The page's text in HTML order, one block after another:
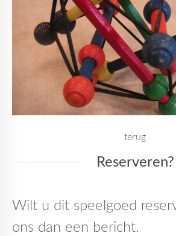
terug
Reserveren?
Wilt u dit speelgoed
ons dan een bericht.